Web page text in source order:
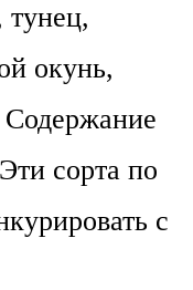
окунь,
Содержание
сорта по
с